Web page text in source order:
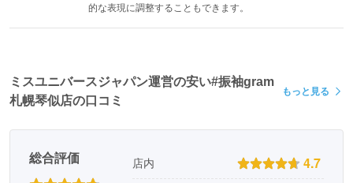
※撮影時はヘアメイク着付け料金は別途かかります（ヘアメイク着
付けチェンジ料金は10,000円）
的な表現に調整することもできます。
ミスユニバースジャパン運営の安い#振袖gram
札幌琴似店の口コミ
もっと見る
総合評価 店内 4.7